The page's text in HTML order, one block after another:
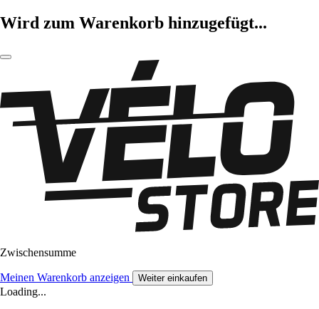
Wird zum Warenkorb hinzugefügt...
Zwischensumme
Meinen Warenkorb anzeigen Weiter einkaufen
Loading...